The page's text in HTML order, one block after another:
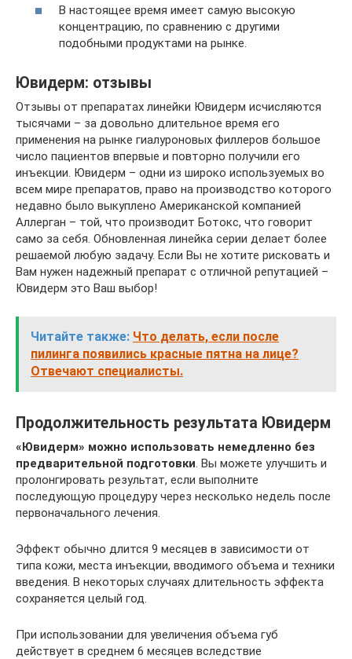
В настоящее время имеет самую высокую
концентрацию, по сравнению с другими
подобными продуктами на рынке.
Ювидерм: отзывы
Отзывы от препаратах линейки Ювидерм исчисляются
тысячами – за довольно длительное время его
применения на рынке гиалуроновых филлеров большое
число пациентов впервые и повторно получили его
инъекции. Ювидерм – одни из широко используемых во
всем мире препаратов, право на производство которого
недавно было выкуплено Американской компанией
Аллерган – той, что производит Ботокс, что говорит
само за себя. Обновленная линейка серии делает более
решаемой любую задачу. Если Вы не хотите рисковать и
Вам нужен надежный препарат с отличной репутацией –
Ювидерм это Ваш выбор!
Читайте также: Что делать, если после
пилинга появились красные пятна на лице?
Отвечают специалисты.
Продолжительность результата Ювидерм
«Ювидерм» можно использовать немедленно без
предварительной подготовки. Вы можете улучшить и
пролонгировать результат, если выполните
последующую процедуру через несколько недель после
первоначального лечения.
Эффект обычно длится 9 месяцев в зависимости от
типа кожи, места инъекции, вводимого объема и техники
введения. В некоторых случаях длительность эффекта
сохраняется целый год.
При использовании для увеличения объема губ
действует в среднем 6 месяцев вследствие